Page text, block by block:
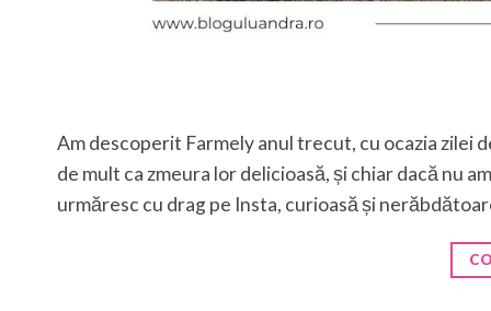
Am descoperit Farmely anul trecut, cu ocazia zilei
de mult ca zmeura lor delicioasă, și chiar dacă nu
urmăresc cu drag pe Insta, curioasă și